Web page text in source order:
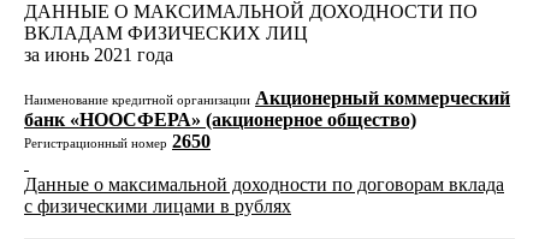
ДАННЫЕ О МАКСИМАЛЬНОЙ ДОХОДНОСТИ ПО
ВКЛАДАМ ФИЗИЧЕСКИХ ЛИЦ
за июнь 2021 года
Наименование кредитной организации Акционерный коммерческий
банк «НООСФЕРА» (акционерное общество)
Регистрационный номер 2650
Данные о максимальной доходности по договорам вклада
с физическими лицами в рублях